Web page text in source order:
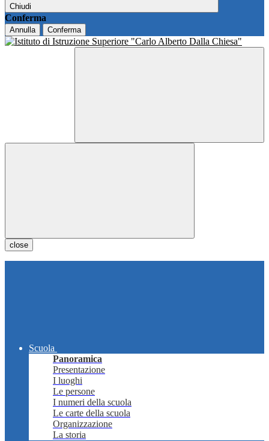
Chiudi
Conferma
Annulla Conferma
close
Scuola
Panoramica
Presentazione
I luoghi
Le persone
I numeri della scuola
Le carte della scuola
Organizzazione
La storia